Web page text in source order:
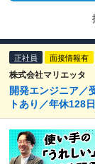
正社員 面接情報有
株式会社マリエッタ
開発エンジニア／
トあり／年休128